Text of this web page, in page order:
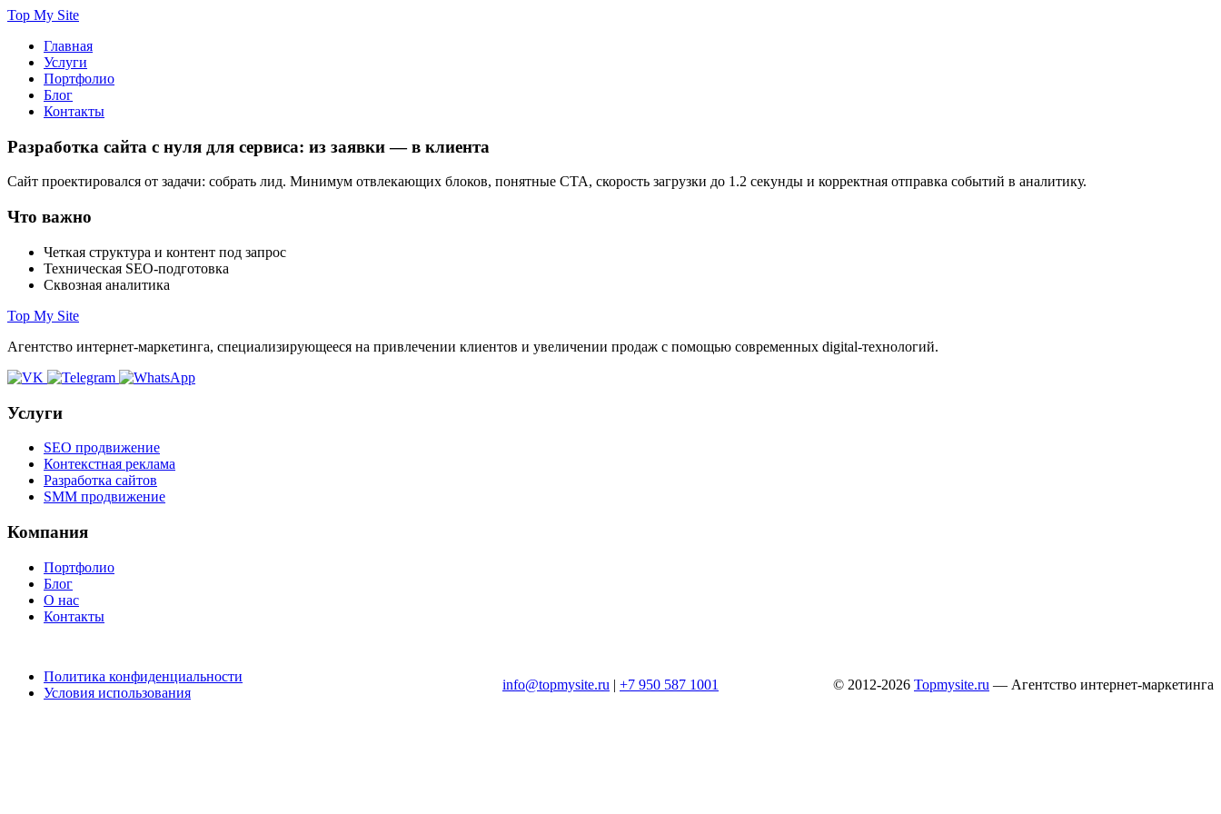
Top My Site
Главная
Услуги
Портфолио
Блог
Контакты
Разработка сайта с нуля для сервиса: из заявки — в клиента
Сайт проектировался от задачи: собрать лид. Минимум отвлекающих блоков, понятные CTA, скорость загрузки до 1.2 секунды и корректная отправка событий в аналитику.
Что важно
Четкая структура и контент под запрос
Техническая SEO‑подготовка
Сквозная аналитика
Top My Site
Агентство интернет-маркетинга, специализирующееся на привлечении клиентов и увеличении продаж с помощью современных digital-технологий.
Услуги
SEO продвижение
Контекстная реклама
Разработка сайтов
SMM продвижение
Компания
Портфолио
Блог
О нас
Контакты
Политика конфиденциальности
Условия использования
info@topmysite.ru | +7 950 587 1001 © 2012-2026 Topmysite.ru — Агентство интернет-маркетинга